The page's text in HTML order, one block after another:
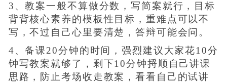
3、教案一般不算做分数，写简案就行，目标
背背核心素养的模板性目标，重难点可以不
写，不过自己心里要清楚，答辩可能会问。
4、备课20分钟的时间，强烈建议大家花10分
钟写教案就够了，剩下10分钟捋顺自己讲课
思路，防止考场收走教案，看看自己的试讲